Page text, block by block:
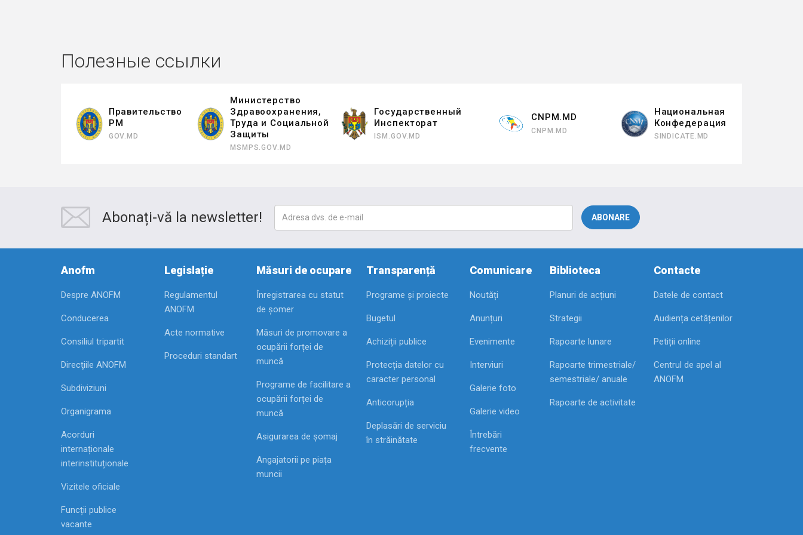
Полезные ссылки
Правительство
РМ
GOV.MD
Министерство
Здравоохранения,
Труда и Социальной
Защиты
MSMPS.GOV.MD
Государственный
Инспекторат
ISM.GOV.MD
CNPM.MD
CNPM.MD
Национальная
Конфедерация
SINDICATE.MD
Abonați-vă la newsletter!
Anofm
Despre ANOFM
Conducerea
Consiliul tripartit
Direcţiile ANOFM
Subdiviziuni
Organigrama
Acorduri
internaționale
interinstituționale
Vizitele oficiale
Funcții publice
vacante
Legislație
Regulamentul
ANOFM
Acte normative
Proceduri standart
Măsuri de ocupare
Înregistrarea cu statut
de șomer
Măsuri de promovare a
ocupării forței de
muncă
Programe de facilitare a
ocupării forței de
muncă
Asigurarea de șomaj
Angajatorii pe piața
muncii
Transparență
Programe și proiecte
Bugetul
Achiziții publice
Protecția datelor cu
caracter personal
Anticorupția
Deplasări de serviciu
în străinătate
Comunicare
Noutăți
Anunțuri
Evenimente
Interviuri
Galerie foto
Galerie video
Întrebări
frecvente
Biblioteca
Planuri de acțiuni
Strategii
Rapoarte lunare
Rapoarte trimestriale/
semestriale/ anuale
Rapoarte de activitate
Contacte
Datele de contact
Audiența cetățenilor
Petiții online
Centrul de apel al
ANOFM